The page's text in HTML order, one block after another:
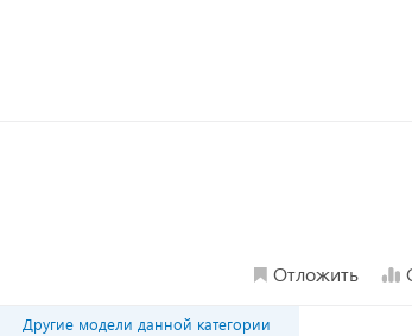
Отложить
Другие модели данной категории